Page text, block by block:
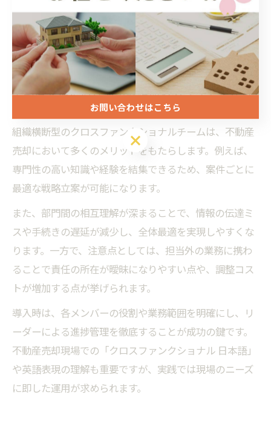
期的な振り返りを実施することで、継続的なチーム改善
が可能です。これらは「クロスファンクショナル 組織」
運営の基本と言えるでしょう。
不動産売却における組織横断のメリットと注意
組織横断型のクロスファンクショナルチームは、不動産
売却において多くのメリットをもたらします。例えば、
専門性の高い知識や経験を結集できるため、案件ごとに
最適な戦略立案が可能になります。
また、部門間の相互理解が深まることで、情報の伝達ミ
スや手続きの遅延が減少し、全体最適を実現しやすくな
ります。一方で、注意点としては、担当外の業務に携わ
ることで責任の所在が曖昧になりやすい点や、調整コス
トが増加する点が挙げられます。
導入時は、各メンバーの役割や業務範囲を明確にし、リ
ーダーによる進捗管理を徹底することが成功の鍵です。
不動産売却現場での「クロスファンクショナル 日本語」
や英語表現の理解も重要ですが、実践では現場のニーズ
に即した運用が求められます。
お問い合わせはこちら
お問い合わせはこちら